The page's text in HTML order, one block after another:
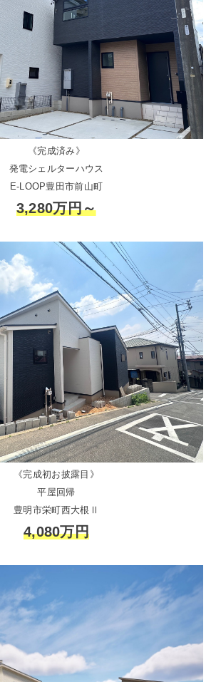
《完成済み》
発電シェルターハウス
E-LOOP豊田市前山町
3,280万円～
《完成初お披露目》
平屋回帰
豊明市栄町西大根Ⅱ
4,080万円